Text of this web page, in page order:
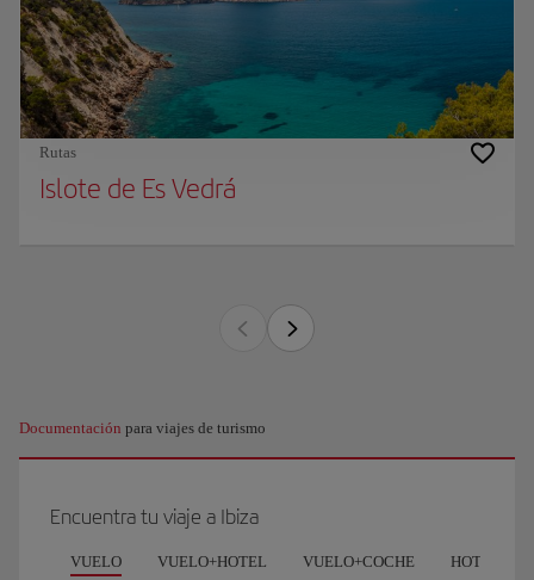
Rutas
Islote de Es Vedrá
Documentación para viajes de turismo
Encuentra tu viaje a Ibiza
VUELO VUELO+HOTEL VUELO+COCHE HOTEL